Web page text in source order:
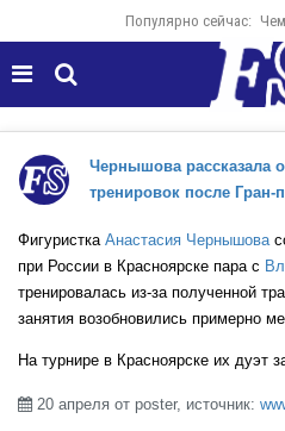
Популярно сейчас:
 
Чернышова рассказала
тренировок после Гран-
Фигуристка Анастасия Чернышова
при России в Красноярске пара с
тренировалась из-за полученной
занятия возобновились примерно
На турнире в Красноярске их дуэт
 20 апреля от poster, источник: